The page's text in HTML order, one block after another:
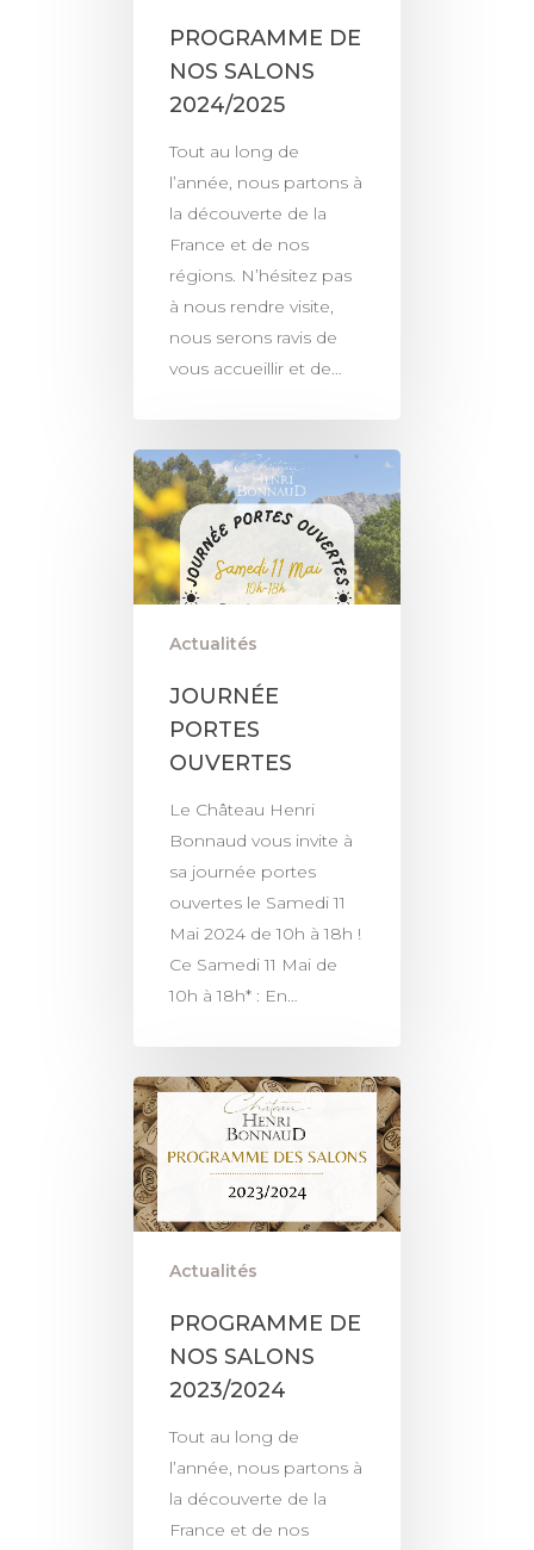
PROGRAMME DE
NOS SALONS
2024/2025
Tout au long de
l’année, nous partons à
la découverte de la
France et de nos
régions. N’hésitez pas
à nous rendre visite,
nous serons ravis de
vous accueillir et de…
Actualités
JOURNÉE
PORTES
OUVERTES
Le Château Henri
Bonnaud vous invite à
sa journée portes
ouvertes le Samedi 11
Mai 2024 de 10h à 18h !
Ce Samedi 11 Mai de
10h à 18h* : En…
Actualités
PROGRAMME DE
NOS SALONS
2023/2024
Tout au long de
l’année, nous partons à
la découverte de la
France et de nos